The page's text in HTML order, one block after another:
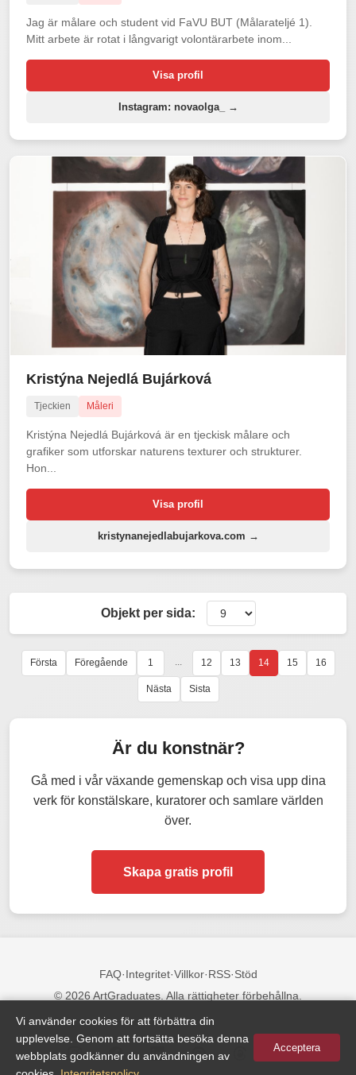
Jag är målare och student vid FaVU BUT (Målarateljé 1).
Mitt arbete är rotat i långvarigt volontärarbete inom...
Visa profil
Instagram: novaolga_ →
Kristýna Nejedlá Bujárková
Tjeckien Måleri
Kristýna Nejedlá Bujárková är en tjeckisk målare och
grafiker som utforskar naturens texturer och strukturer.
Hon...
Visa profil
kristynanejedlabujarkova.com →
Objekt per sida:
Första Föregående 1 ... 12 13 14 15 16
Nästa Sista
Är du konstnär?
Gå med i vår växande gemenskap och visa upp dina
verk för konstälskare, kuratorer och samlare världen
över.
Skapa gratis profil
FAQ·Integritet·Villkor·RSS·Stöd
© 2026 ArtGraduates. Alla rättigheter förbehållna.
Följ oss:
Vi använder cookies för att förbättra din
upplevelse. Genom att fortsätta besöka denna
webbplats godkänner du användningen av
Acceptera